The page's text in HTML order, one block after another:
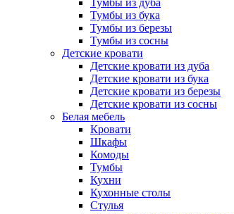
Тумбы из дуба
Тумбы из бука
Тумбы из березы
Тумбы из сосны
Детские кровати
Детские кровати из дуба
Детские кровати из бука
Детские кровати из березы
Детские кровати из сосны
Белая мебель
Кровати
Шкафы
Комоды
Тумбы
Кухни
Кухонные столы
Стулья